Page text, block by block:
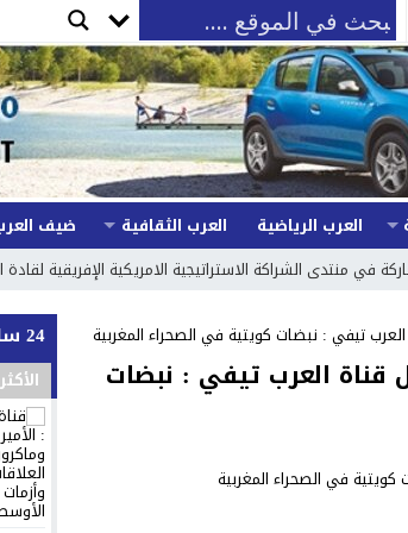
العرب الرياضية العرب الثقافية ضيف
في منتدى الشراكة الاستراتيجية الامريكية الإفريقية لقادة
تيفي : نبضات كويتية في الصحراء المغربية
العرب تيفي : نبضات
24 ساعة